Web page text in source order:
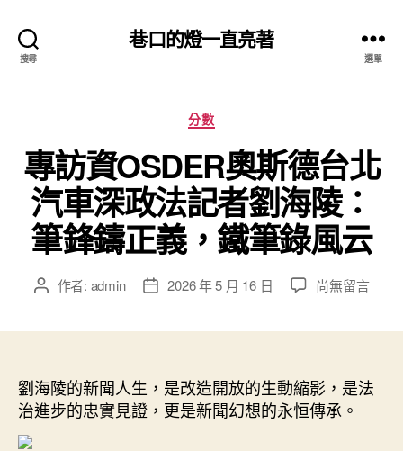
搜尋
巷口的燈一直亮著
選單
分
類
分數
專訪資OSDER奧斯德台北
汽車深政法記者劉海陵：
筆鋒鑄正義，鐵筆錄風云
文 作者: admin
文
期
2026 年 5 月 16 日
在
奧
斯
德
尚無留言
劉海陵的新聞人生，是改造開放的生動縮影，是法
治進步的忠實見證，更是新聞幻想的永恒傳承。